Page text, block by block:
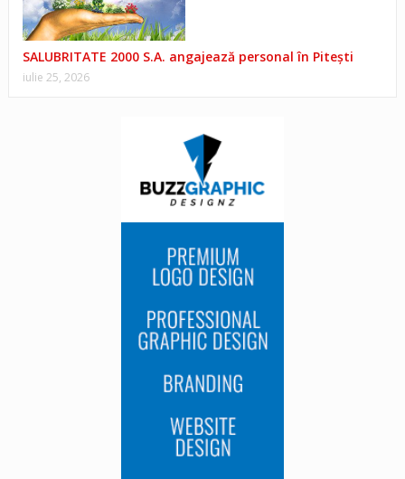
SALUBRITATE 2000 S.A. angajează personal în Pitești
iulie 25, 2026